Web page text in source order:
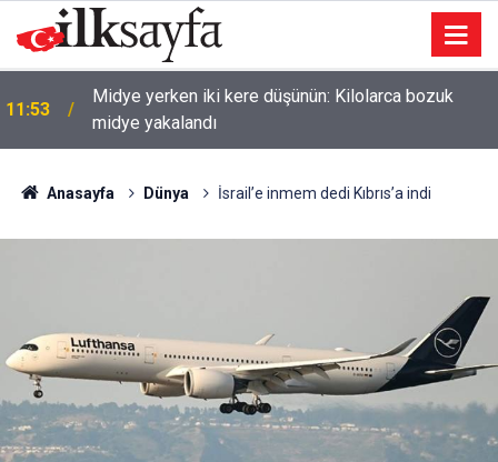
11:46
6 yıl önce yasa dışı yaban keçisi avlayan 2 kişiye
para cezası
Anasayfa Dünya İsrail’e inmem dedi Kıbrıs’a indi